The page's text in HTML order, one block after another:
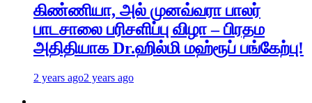
கிண்ணியா, அல் முனவ்வரா பாலர்
பாடசாலை பரிசளிப்பு விழா – பிரதம
அதிதியாக Dr.ஹில்மி மஹ்ரூப் பங்கேற்பு!
2 years ago2 years ago